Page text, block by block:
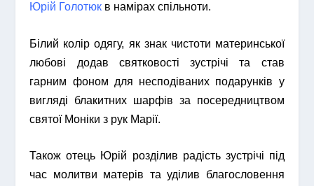
Юрій Голотюк в намірах спільноти.
Білий колір одягу, як знак чистоти материнської
любові додав святковості зустрічі та став
гарним фоном для несподіваних подарунків у
вигляді блакитних шарфів за посередництвом
святої Моніки з рук Марії.
Також отець Юрій розділив радість зустрічі під
час молитви матерів та уділив благословення